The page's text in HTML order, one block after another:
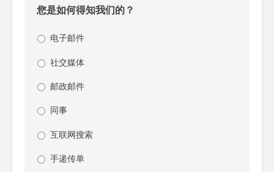
您是如何得知我们的？
电子邮件
社交媒体
邮政邮件
同事
互联网搜索
手递传单